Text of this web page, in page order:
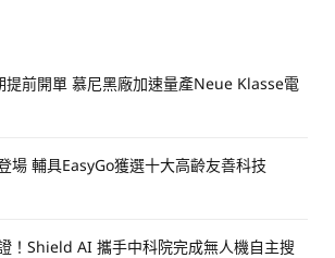
提前開單 慕尼黑廠加速量產Neue Klasse電
場 輔具EasyGo獲選十大高齡友善科技
！Shield AI 攜手中科院完成無人機自主搜